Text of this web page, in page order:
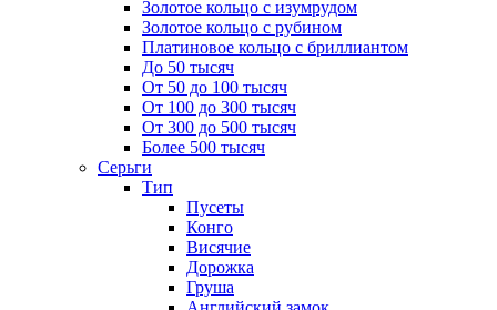
Золотое кольцо с изумрудом
Золотое кольцо с рубином
Платиновое кольцо с бриллиантом
До 50 тысяч
От 50 до 100 тысяч
От 100 до 300 тысяч
От 300 до 500 тысяч
Более 500 тысяч
Серьги
Тип
Пусеты
Конго
Висячие
Дорожка
Груша